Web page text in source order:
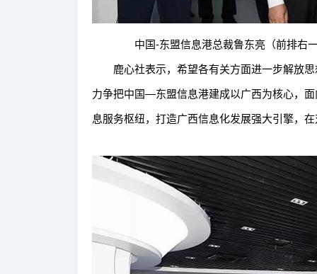
中国-东盟信息港总裁鲁东亮（前排右一
鹿心社表示，希望各有关方面进一步解放思
力争把中国—东盟信息港建成以广西为核心，
息服务枢纽，打造广西信息化发展强大引擎，